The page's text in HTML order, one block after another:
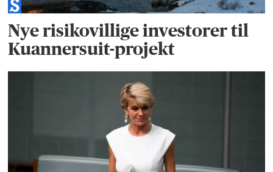
Nye risikovillige investorer til
Kuannersuit-projekt